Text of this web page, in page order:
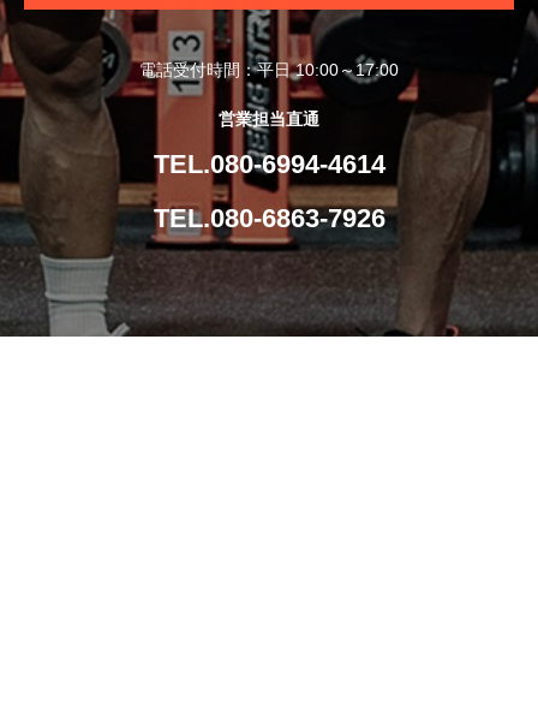
電話受付時間：平日 10:00～17:00
営業担当直通
TEL.080-6994-4614
TEL.080-6863-7926